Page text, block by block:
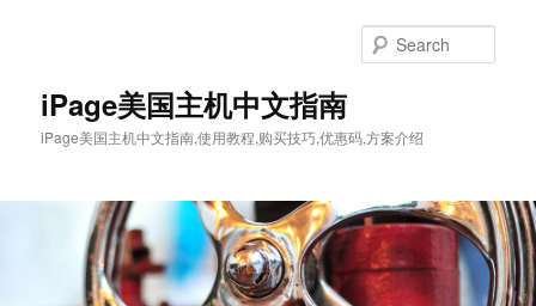
iPage美国主机中文指南
iPage美国主机中文指南,使用教程,购买技巧,优惠码,方案介绍